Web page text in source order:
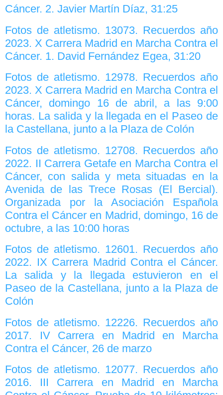
Cáncer. 2. Javier Martín Díaz, 31:25
Fotos de atletismo. 13073. Recuerdos año
2023. X Carrera Madrid en Marcha Contra el
Cáncer. 1. David Fernández Egea, 31:20
Fotos de atletismo. 12978. Recuerdos año
2023. X Carrera Madrid en Marcha Contra el
Cáncer, domingo 16 de abril, a las 9:00
horas. La salida y la llegada en el Paseo de
la Castellana, junto a la Plaza de Colón
Fotos de atletismo. 12708. Recuerdos año
2022. II Carrera Getafe en Marcha Contra el
Cáncer, con salida y meta situadas en la
Avenida de las Trece Rosas (El Bercial).
Organizada por la Asociación Española
Contra el Cáncer en Madrid, domingo, 16 de
octubre, a las 10:00 horas
Fotos de atletismo. 12601. Recuerdos año
2022. IX Carrera Madrid Contra el Cáncer.
La salida y la llegada estuvieron en el
Paseo de la Castellana, junto a la Plaza de
Colón
Fotos de atletismo. 12226. Recuerdos año
2017. IV Carrera en Madrid en Marcha
Contra el Cáncer, 26 de marzo
Fotos de atletismo. 12077. Recuerdos año
2016. III Carrera en Madrid en Marcha